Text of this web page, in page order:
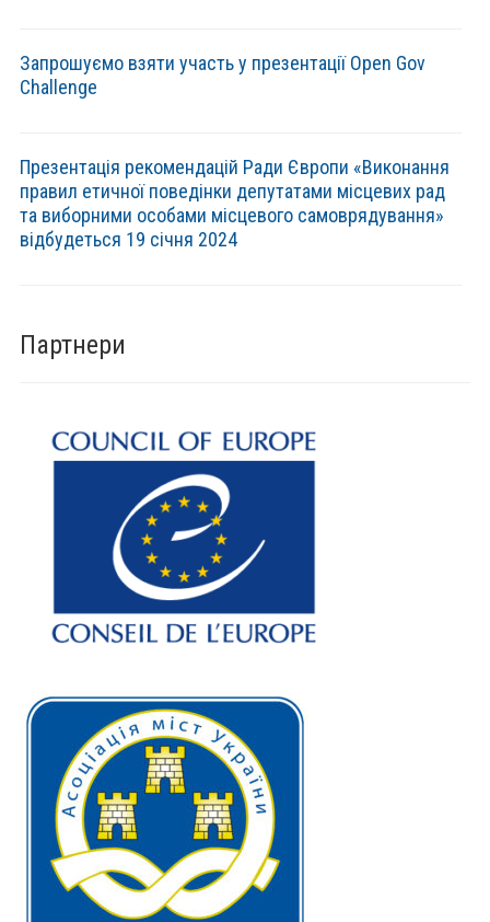
Запрошуємо взяти участь у презентації Open Gov
Challenge
Презентація рекомендацій Ради Європи «Виконання
правил етичної поведінки депутатами місцевих рад
та виборними особами місцевого самоврядування»
відбудеться 19 січня 2024
Партнери